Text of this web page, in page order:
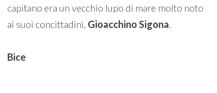
capitano era un vecchio lupo di mare molto noto
ai suoi concittadini, Gioacchino Sigona.
Bice